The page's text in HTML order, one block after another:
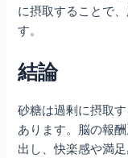
に摂取することで
す。
結論
砂糖は過剰に摂取
あります。脳の報
出し、快楽感や満